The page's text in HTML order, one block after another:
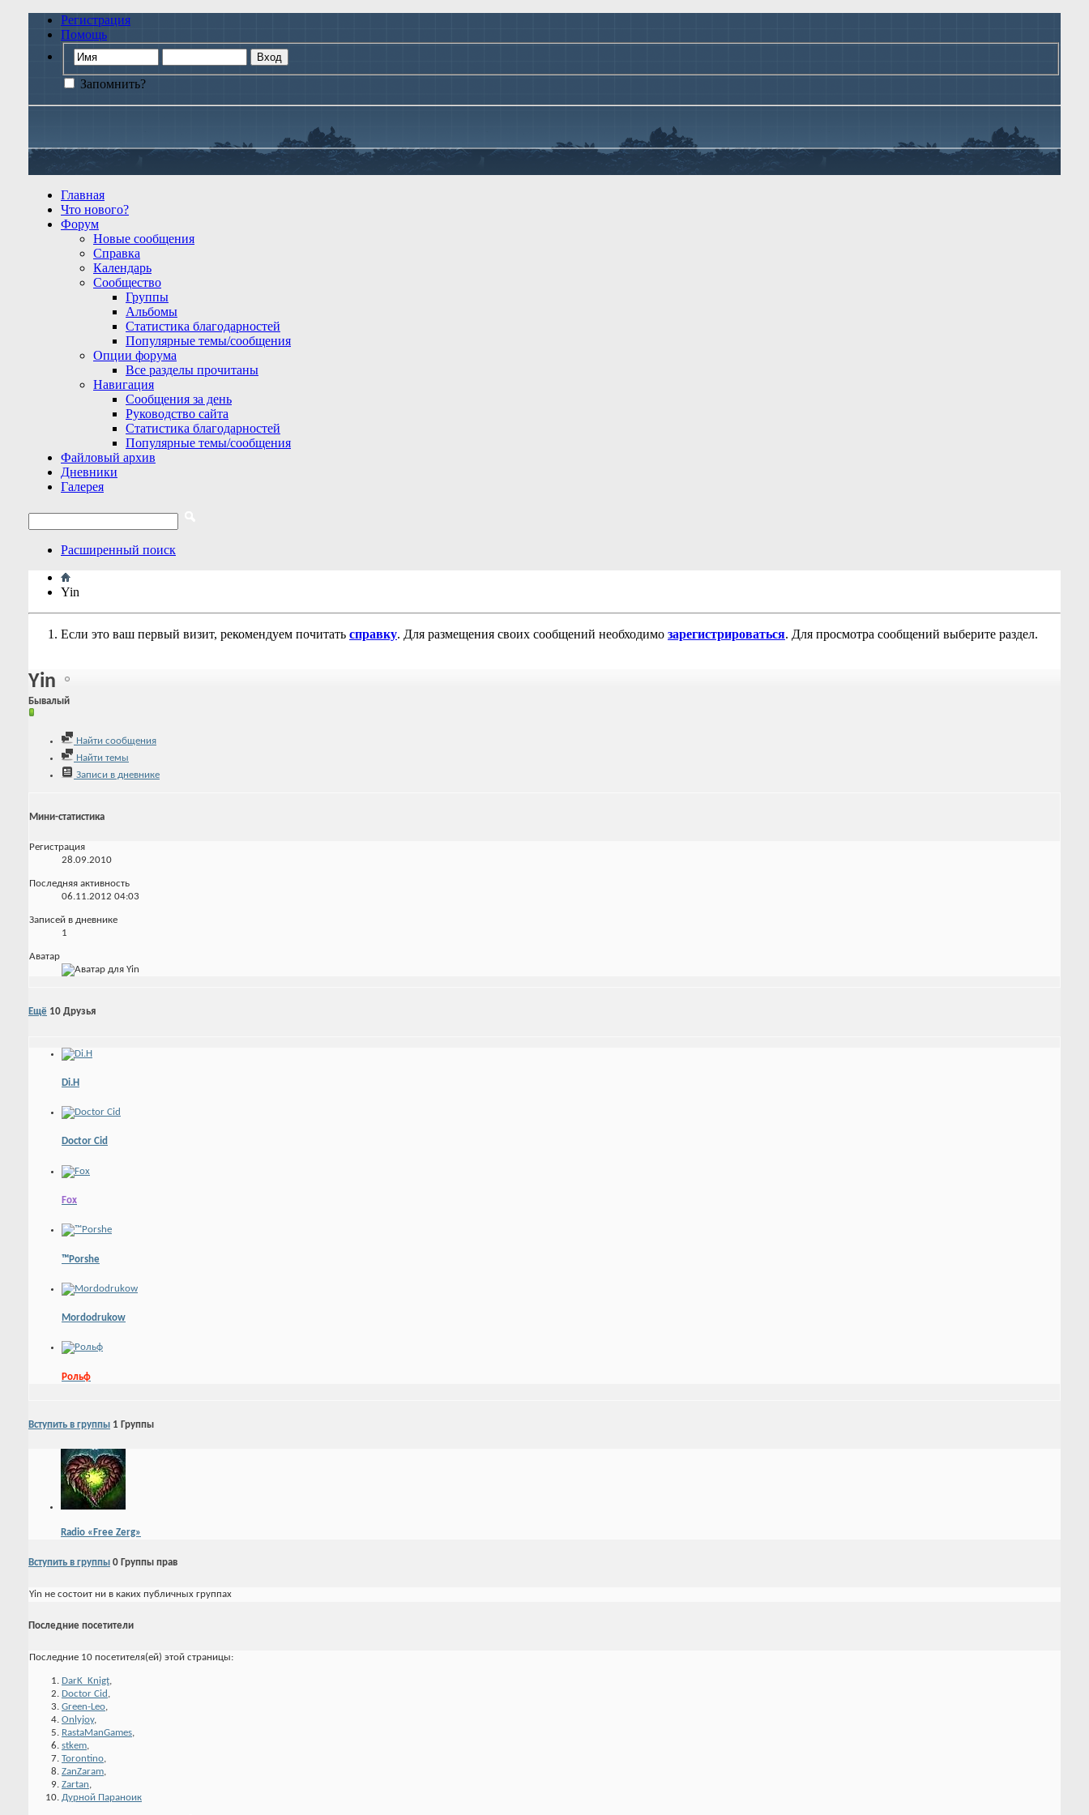
Регистрация
Помощь
Запомнить?
Главная
Что нового?
Форум
Новые сообщения
Справка
Календарь
Сообщество
Группы
Альбомы
Статистика благодарностей
Популярные темы/сообщения
Опции форума
Все разделы прочитаны
Навигация
Сообщения за день
Руководство сайта
Статистика благодарностей
Популярные темы/сообщения
Файловый архив
Дневники
Галерея
Расширенный поиск
Yin
Если это ваш первый визит, рекомендуем почитать справку. Для размещения своих сообщений необходимо зарегистрироваться. Для просмотра сообщений выберите раздел.
Yin
Бывалый
Найти сообщения
Найти темы
Записи в дневнике
Мини-статистика
Регистрация
28.09.2010
Последняя активность
06.11.2012 04:03
Записей в дневнике
1
Аватар
Ещё 10 Друзья
Di.H
Doctor Cid
Fox
™Porshe
Mordodrukow
Рольф
Вступить в группы 1 Группы
Radio «Free Zerg»
Вступить в группы 0 Группы прав
Yin не состоит ни в каких публичных группах
Последние посетители
Последние 10 посетителя(ей) этой страницы:
DarK_Knigt
Doctor Cid
Green-Leo
Onlyjoy,
RastaManGames
stkem
Torontino
ZanZaram
Zartan
Дурной Параноик